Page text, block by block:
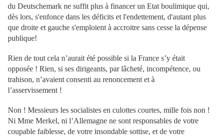
du Deutschemark ne suffit plus à financer un Etat boulimique qui,
dès lors, s'enfonce dans les déficits et l'endettement, d'autant plus
que droite et gauche s'emploient à accroitre sans cesse la dépense
publique!
Rien de tout cela n’aurait été possible si la France s’y était
opposée ! Rien, si ses dirigeants, par lâcheté, incompétence, ou
trahison, n’avaient consenti au renoncement et à
l’asservissement !
Non ! Messieurs les socialistes en culottes courtes, mille fois non !
Ni Mme Merkel, ni l’Allemagne ne sont responsables de votre
coupable faiblesse, de votre insondable sottise, et de votre